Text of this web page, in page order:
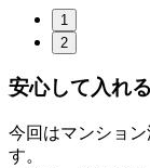
1
2
安心して入れ
今回はマンショ
す。